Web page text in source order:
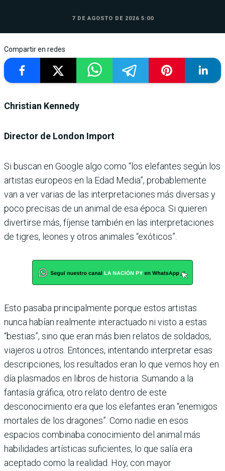
7 DE AGOSTO DE 2026 5:00
Compartir en redes
Christian Kennedy
Director de London Import
Si buscan en Google algo como “los elefantes según los
artistas europeos en la Edad Media”, probablemente
van a ver varias de las interpretaciones más diversas y
poco precisas de un animal de esa época. Si quieren
divertirse más, fíjense también en las interpretaciones
de tigres, leones y otros animales “exóticos”.
Esto pasaba principalmente porque estos artistas
nunca habían realmente interactuado ni visto a estas
“bestias”, sino que eran más bien relatos de soldados,
viajeros u otros. Entonces, intentando interpretar esas
descripciones, los resultados eran lo que vemos hoy en
día plasmados en libros de historia. Sumando a la
fantasía gráfica, otro relato dentro de este
desconocimiento era que los elefantes eran “enemigos
mortales de los dragones”. Como nadie en esos
espacios combinaba conocimiento del animal más
habilidades artísticas suficientes, lo que salía era
aceptado como la realidad. Hoy, con mayor